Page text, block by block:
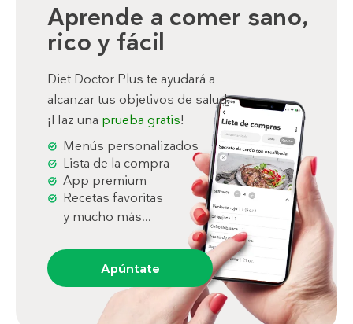
Aprende a comer sano,
rico y fácil
Diet Doctor Plus te ayudará a
alcanzar tus objetivos de salud.
¡Haz una prueba gratis!
Menús personalizados
Lista de la compra
App premium
Recetas favoritas
y mucho más...
Apúntate